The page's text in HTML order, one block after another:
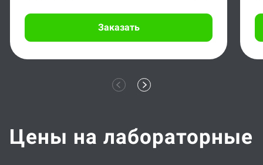
Заказать
Цены на лабораторные